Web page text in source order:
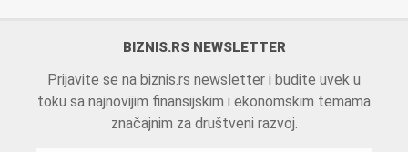
BIZNIS.RS NEWSLETTER
Prijavite se na biznis.rs newsletter i budite uvek u
toku sa najnovijim finansijskim i ekonomskim temama
značajnim za društveni razvoj.